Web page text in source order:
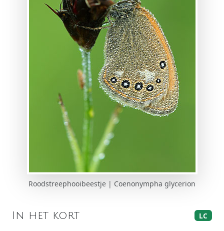
Roodstreephooibeestje | Coenonympha glycerion
In het kort LC